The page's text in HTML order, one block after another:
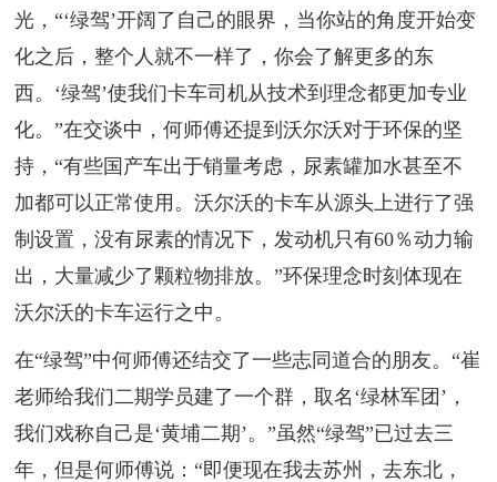
光，“‘绿驾’开阔了自己的眼界，当你站的角度开始变
化之后，整个人就不一样了，你会了解更多的东
西。‘绿驾’使我们卡车司机从技术到理念都更加专业
化。”在交谈中，何师傅还提到沃尔沃对于环保的坚
持，“有些国产车出于销量考虑，尿素罐加水甚至不
加都可以正常使用。沃尔沃的卡车从源头上进行了强
制设置，没有尿素的情况下，发动机只有60％动力输
出，大量减少了颗粒物排放。”环保理念时刻体现在
沃尔沃的卡车运行之中。
在“绿驾”中何师傅还结交了一些志同道合的朋友。“崔
老师给我们二期学员建了一个群，取名‘绿林军团’，
我们戏称自己是‘黄埔二期’。”虽然“绿驾”已过去三
年，但是何师傅说：“即便现在我去苏州，去东北，